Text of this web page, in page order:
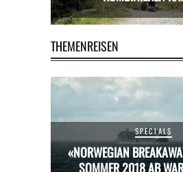
THEMENREISEN
SPECIALS
«NORWEGIAN
SOMMER 2018 AB